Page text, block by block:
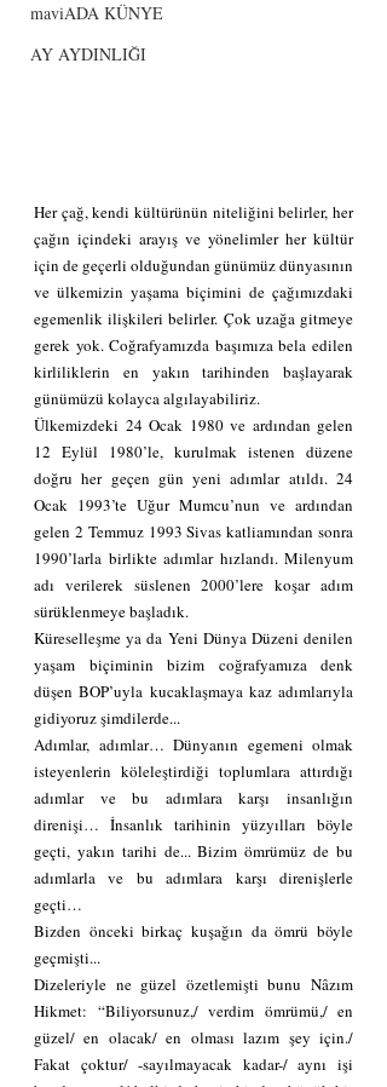
maviADA KÜNYE
AY AYDINLIĞI
Her çağ, kendi kültürünün niteliğini belirler, her
çağın içindeki arayış ve yönelimler her kültür
için de geçerli olduğundan günümüz dünyasının
ve ülkemizin yaşama biçimini de çağımızdaki
egemenlik ilişkileri belirler. Çok uzağa gitmeye
gerek yok. Coğrafyamızda başımıza bela edilen
kirliliklerin en yakın tarihinden başlayarak
günümüzü kolayca algılayabiliriz.
Ülkemizdeki 24 Ocak 1980 ve ardından gelen
12 Eylül 1980’le, kurulmak istenen düzene
doğru her geçen gün yeni adımlar atıldı. 24
Ocak 1993’te Uğur Mumcu’nun ve ardından
gelen 2 Temmuz 1993 Sivas katliamından sonra
1990’larla birlikte adımlar hızlandı. Milenyum
adı verilerek süslenen 2000’lere koşar adım
sürüklenmeye başladık.
Küreselleşme ya da Yeni Dünya Düzeni denilen
yaşam biçiminin bizim coğrafyamıza denk
düşen BOP’uyla kucaklaşmaya kaz adımlarıyla
gidiyoruz şimdilerde...
Adımlar, adımlar… Dünyanın egemeni olmak
isteyenlerin köleleştirdiği toplumlara attırdığı
adımlar ve bu adımlara karşı insanlığın
direnişi… İnsanlık tarihinin yüzyılları böyle
geçti, yakın tarihi de... Bizim ömrümüz de bu
adımlarla ve bu adımlara karşı direnişlerle
geçti…
Bizden önceki birkaç kuşağın da ömrü böyle
geçmişti...
Dizeleriyle ne güzel özetlemişti bunu Nâzım
Hikmet: “Biliyorsunuz,/ verdim ömrümü,/ en
güzel/ en olacak/ en olması lazım şey için./
Fakat çoktur/ -sayılmayacak kadar-/ aynı işi